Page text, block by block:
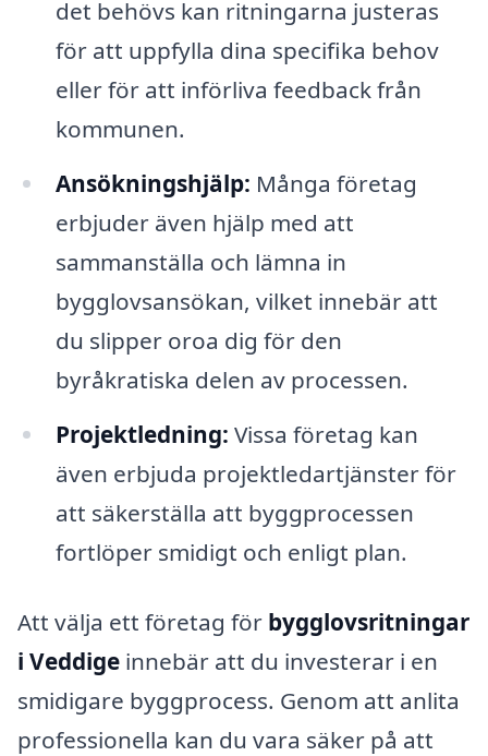
det behövs kan ritningarna justeras
för att uppfylla dina specifika behov
eller för att införliva feedback från
kommunen.
Ansökningshjälp: Många företag
erbjuder även hjälp med att
sammanställa och lämna in
bygglovsansökan, vilket innebär att
du slipper oroa dig för den
byråkratiska delen av processen.
Projektledning: Vissa företag kan
även erbjuda projektledartjänster för
att säkerställa att byggprocessen
fortlöper smidigt och enligt plan.
Att välja ett företag för bygglovsritningar
i Veddige innebär att du investerar i en
smidigare byggprocess. Genom att anlita
professionella kan du vara säker på att